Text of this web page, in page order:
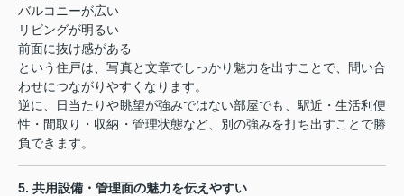
バルコニーが広い
リビングが明るい
前面に抜け感がある
という住戸は、写真と文章でしっかり魅力を出すことで、問い合
わせにつながりやすくなります。
逆に、日当たりや眺望が強みではない部屋でも、駅近・生活利便
性・間取り・収納・管理状態など、別の強みを打ち出すことで勝
負できます。
5. 共用設備・管理面の魅力を伝えやすい